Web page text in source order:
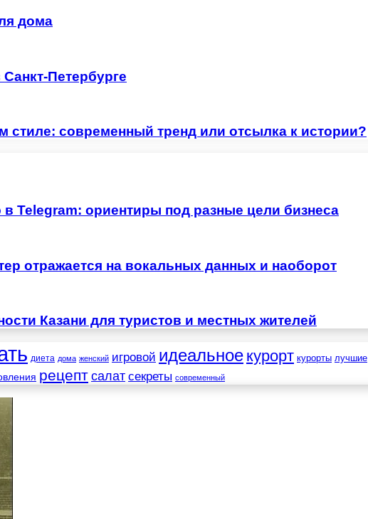
дома
Петербурге
стиле: современный тренд или отсылка к истории?
Telegram: ориентиры под разные цели бизнеса
отражается на вокальных данных и наоборот
Казани для туристов и местных жителей
диета дома женский игровой идеальное курорт курорты лучшие
рецепт салат секреты современный